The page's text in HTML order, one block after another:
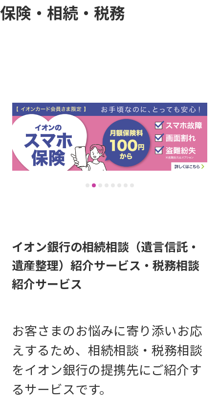
保険・相続・税務
イオン銀行の相続相談（遺言信託・
遺産整理）紹介サービス・税務相談
紹介サービス
お客さまのお悩みに寄り添いお応
えするため、相続相談・税務相談
をイオン銀行の提携先にご紹介す
るサービスです。